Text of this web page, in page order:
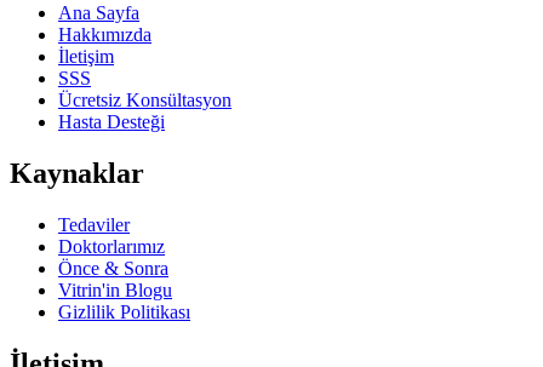
Ana Sayfa
Hakkımızda
İletişim
SSS
Ücretsiz Konsültasyon
Hasta Desteği
Kaynaklar
Tedaviler
Doktorlarımız
Önce & Sonra
Vitrin'in Blogu
Gizlilik Politikası